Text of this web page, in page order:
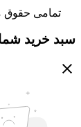
تمامی حقوق محفوظ
سبد خرید